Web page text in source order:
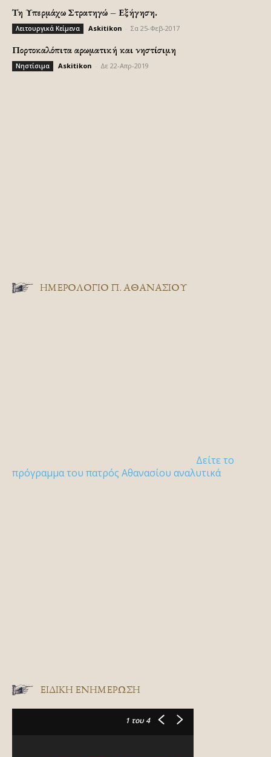
Τη Υπερμάχω Στρατηγώ – Εξήγηση.
Λειτουργικά Κείμενα Askitikon Σα 25-Φεβ-2017
Πορτοκαλόπιτα αρωματική και νηστίσιμη
Νηστίσιμα Askitikon Δε 22-Απρ-2019
ΗΜΕΡΟΛΟΓΙΟ Π. ΑΘΑΝΑΣΙΟΥ
Δείτε το
πρόγραμμα του πατρός Αθανασίου αναλυτικά
ΕΙΔΙΚΉ ΕΝΗΜΈΡΩΣΗ
1 του 4